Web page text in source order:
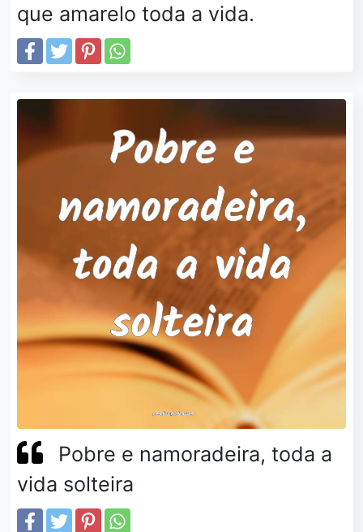
que amarelo toda a vida.
Pobre e namoradeira, toda a
vida solteira